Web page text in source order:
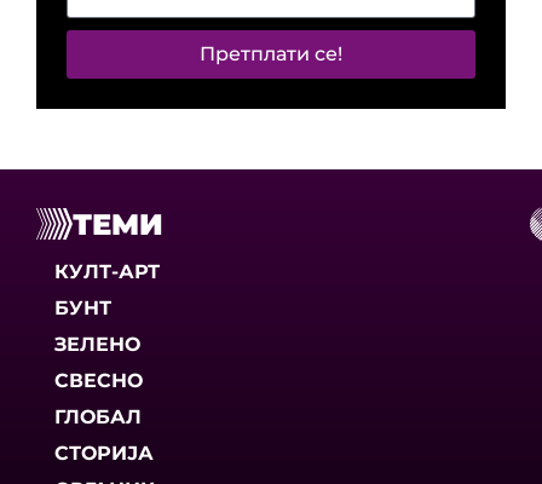
Претплати се!
ТЕМИ
КУЛТ-АРТ
БУНТ
ЗЕЛЕНО
СВЕСНО
ГЛОБАЛ
СТОРИЈА